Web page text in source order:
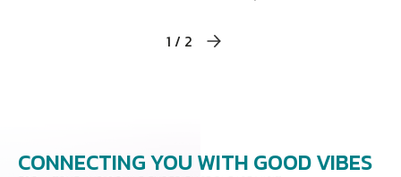
ใหม่ เอาใจสายโฮมเอนเตอร์
1 / 2
CONNECTING YOU WITH GOOD VIBES